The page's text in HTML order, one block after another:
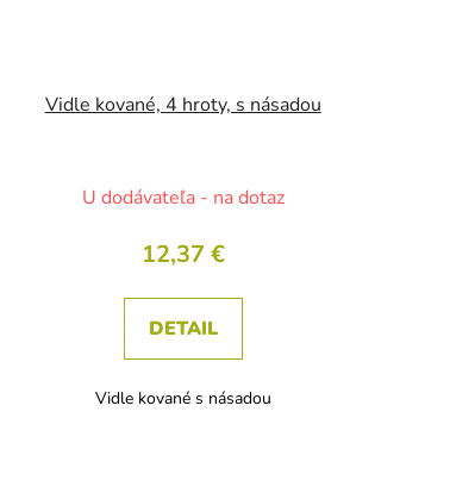
Vidle kované, 4 hroty, s násadou
U dodávateľa - na dotaz
12,37 €
DETAIL
Vidle kované s násadou